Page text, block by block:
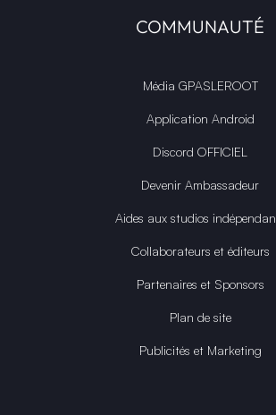
COMMUNAUTÉ
Média GPASLEROOT
Application Android
Discord OFFICIEL
Devenir Ambassadeur
Aides aux studios
Collaborateurs et éditeurs
Partenaires et Sponsors
Plan de site
Publicités et Marketing